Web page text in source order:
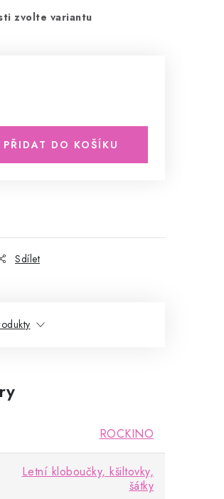
zvolte variantu
PŘIDAT DO KOŠÍKU
Sdílet
ROCKINO
Letní kloboučky, kšiltovky,
šátky